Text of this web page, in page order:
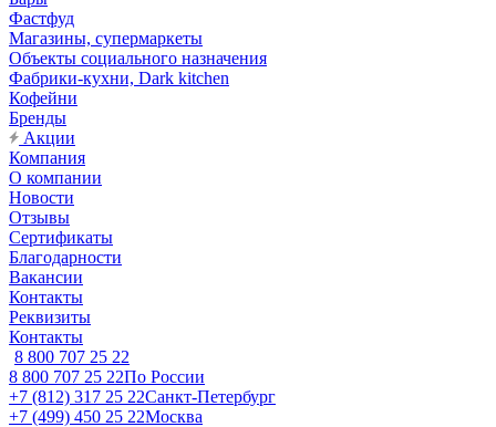
Фастфуд
Магазины, супермаркеты
Объекты социального назначения
Фабрики-кухни, Dark kitchen
Кофейни
Бренды
Акции
Компания
О компании
Новости
Отзывы
Сертификаты
Благодарности
Вакансии
Контакты
Реквизиты
Контакты
8 800 707 25 22
8 800 707 25 22По России
+7 (812) 317 25 22Санкт-Петербург
+7 (499) 450 25 22Москва